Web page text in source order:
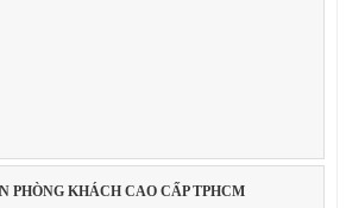
KHÁCH CAO CẤP TPHCM